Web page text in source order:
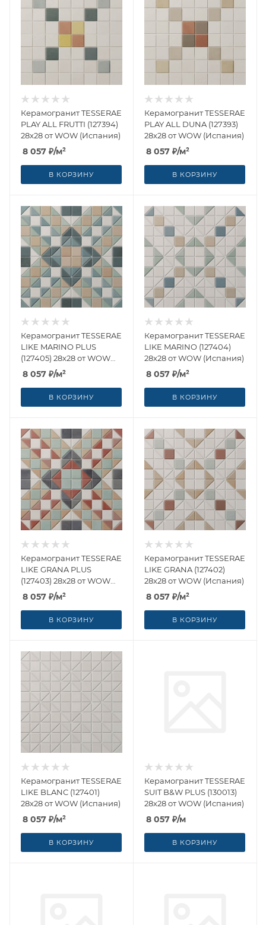
Керамогранит TESSERAE
PLAY ALL FRUTTI (127394)
28x28 от WOW (Испания)
8 057 ₽/м²
В КОРЗИНУ
Керамогранит TESSERAE
PLAY ALL DUNA (127393)
28x28 от WOW (Испания)
8 057 ₽/м²
В КОРЗИНУ
Керамогранит TESSERAE
LIKE MARINO PLUS
(127405) 28x28 от WOW
(Испания)
8 057 ₽/м²
В КОРЗИНУ
Керамогранит TESSERAE
LIKE MARINO (127404)
28x28 от WOW (Испания)
8 057 ₽/м²
В КОРЗИНУ
Керамогранит TESSERAE
LIKE GRANA PLUS
(127403) 28x28 от WOW
(Испания)
8 057 ₽/м²
В КОРЗИНУ
Керамогранит TESSERAE
LIKE GRANA (127402)
28x28 от WOW (Испания)
8 057 ₽/м²
В КОРЗИНУ
Керамогранит TESSERAE
LIKE BLANC (127401)
28x28 от WOW (Испания)
8 057 ₽/м²
В КОРЗИНУ
Керамогранит TESSERAE
SUIT B&W PLUS (130013)
28x28 от WOW (Испания)
8 057 ₽/м
В КОРЗИНУ